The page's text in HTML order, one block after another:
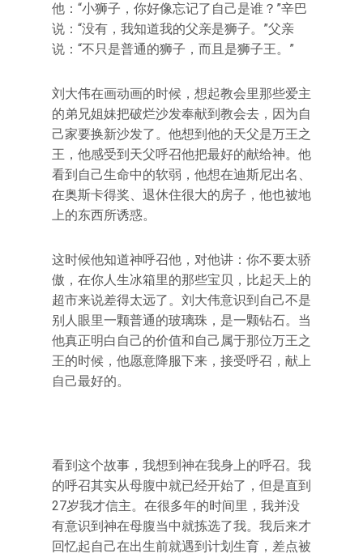
他：“小狮子，你好像忘记了自己是谁？”辛巴
说：“没有，我知道我的父亲是狮子。”父亲
说：“不只是普通的狮子，而且是狮子王。”
刘大伟在画动画的时候，想起教会里那些爱主
的弟兄姐妹把破烂沙发奉献到教会去，因为自
己家要换新沙发了。他想到他的天父是万王之
王，他感受到天父呼召他把最好的献给神。他
看到自己生命中的软弱，他想在迪斯尼出名、
在奥斯卡得奖、退休住很大的房子，他也被地
上的东西所诱惑。
这时候他知道神呼召他，对他讲：你不要太骄
傲，在你人生冰箱里的那些宝贝，比起天上的
超市来说差得太远了。刘大伟意识到自己不是
别人眼里一颗普通的玻璃珠，是一颗钻石。当
他真正明白自己的价值和自己属于那位万王之
王的时候，他愿意降服下来，接受呼召，献上
自己最好的。
看到这个故事，我想到神在我身上的呼召。我
的呼召其实从母腹中就已经开始了，但是直到
27岁我才信主。在很多年的时间里，我并没
有意识到神在母腹当中就拣选了我。我后来才
回忆起自己在出生前就遇到计划生育，差点被